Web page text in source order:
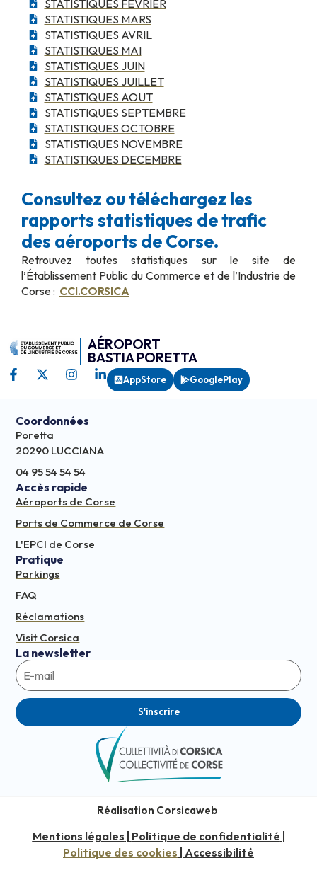
STATISTIQUES FEVRIER
STATISTIQUES MARS
STATISTIQUES AVRIL
STATISTIQUES MAI
STATISTIQUES JUIN
STATISTIQUES JUILLET
STATISTIQUES AOUT
STATISTIQUES SEPTEMBRE
STATISTIQUES OCTOBRE
STATISTIQUES NOVEMBRE
STATISTIQUES DECEMBRE
Consultez ou téléchargez les
rapports statistiques de trafic
des aéroports de Corse.
Retrouvez toutes statistiques sur le site de
l’Établissement Public du Commerce et de l’Industrie de
Corse : CCI.CORSICA
AÉROPORT
BASTIA PORETTA
AppStore GooglePlay
Coordonnées
Poretta
20290 LUCCIANA
04 95 54 54 54
Accès rapide
Aéroports de Corse
Ports de Commerce de Corse
L'EPCI de Corse
Pratique
Parkings
FAQ
Réclamations
Visit Corsica
La newsletter
S'inscrire
Réalisation Corsicaweb
Mentions légales Politique de confidentialité
Politique des cookies Accessibilité